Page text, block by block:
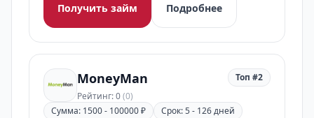
Получить займ
Подробнее
MoneyMan
Рейтинг: 0(0)
Топ #2
Сумма: 1500 - 100000 ₽ Срок: 5 - 126 дней